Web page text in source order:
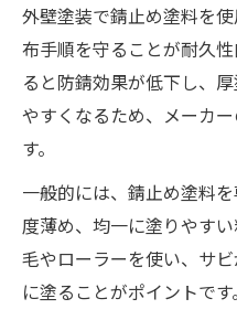
外壁塗装で錆止め塗料を
布手順を守ることが耐久
ると防錆効果が低下し、
やすくなるため、メーカ
す。
一般的には、錆止め塗料
度薄め、均一に塗りやす
毛やローラーを使い、サ
に塗ることがポイントです。